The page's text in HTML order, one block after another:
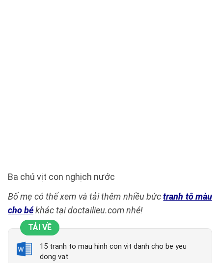
Ba chú vịt con nghịch nước
Bố mẹ có thể xem và tải thêm nhiều bức tranh tô màu
cho békhác tại doctailieu.com nhé!
TẢI VỀ
15 tranh to mau hinh con vit danh cho be yeu
dong vat